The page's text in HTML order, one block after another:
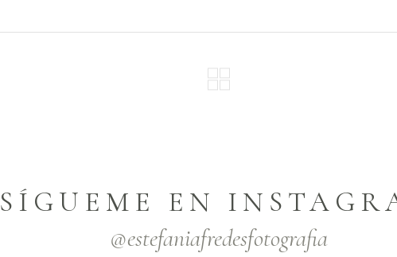
SÍGUEME EN
@estefaniafredesfotografia